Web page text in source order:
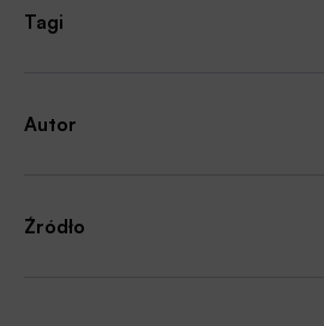
Tagi
Autor
Źródło